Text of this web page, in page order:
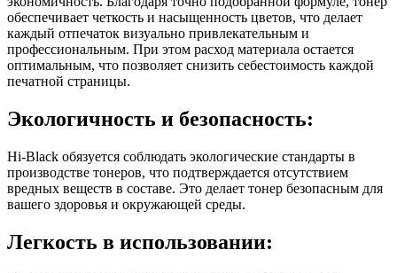
обеспечивает четкость и насыщенность цветов, что делает
каждый отпечаток визуально привлекательным и
профессиональным. При этом расход материала остается
оптимальным, что позволяет снизить себестоимость каждой
печатной страницы.
Экологичность и безопасность:
Hi-Black обязуется соблюдать экологические стандарты в
производстве тонеров, что подтверждается отсутствием
вредных веществ в составе. Это делает тонер безопасным для
вашего здоровья и окружающей среды.
Легкость в использовании: